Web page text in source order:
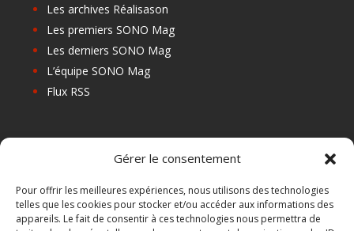
Gérer le consentement
Pour offrir les meilleures expériences, nous utilisons des technologies
telles que les cookies pour stocker et/ou accéder aux informations des
appareils. Le fait de consentir à ces technologies nous permettra de
Les archives Réalisason
Les premiers SONO Mag
Les derniers SONO Mag
L’équipe SONO Mag
Flux RSS
Les Centres de Formation
Les Points Relais
Localiser Point Relais